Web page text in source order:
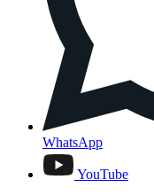
WhatsApp
YouTube